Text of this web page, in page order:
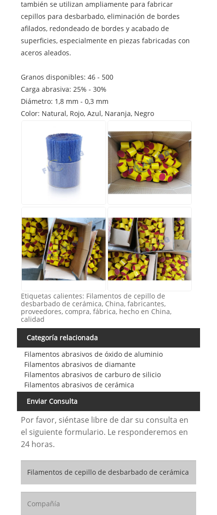
también se utilizan ampliamente para fabricar
cepillos para desbarbado, eliminación de bordes
afilados, redondeado de bordes y acabado de
superficies, especialmente en piezas fabricadas con
aceros aleados.
Granos disponibles: 46 - 500
Carga abrasiva: 25% - 30%
Diámetro: 1,8 mm - 0,3 mm
Color: Natural, Rojo, Azul, Naranja, Negro
Etiquetas calientes: Filamentos de cepillo de
desbarbado de cerámica, China, fabricantes,
proveedores, compra, fábrica, hecho en China,
calidad
Categoría relacionada
Filamentos abrasivos de óxido de aluminio
Filamentos abrasivos de diamante
Filamentos abrasivos de carburo de silicio
Filamentos abrasivos de cerámica
Enviar Consulta
Por favor, siéntase libre de dar su consulta en
el siguiente formulario. Le responderemos en
24 horas.